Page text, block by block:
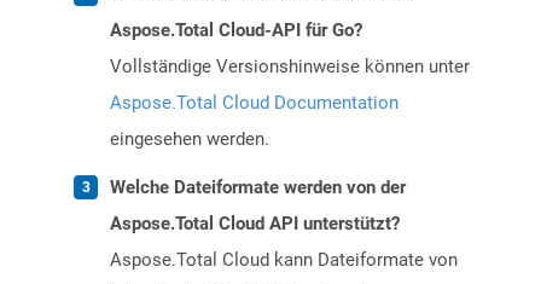
Aspose.Total Cloud-API für Go?
Vollständige Versionshinweise können unter
Aspose.Total Cloud Documentation
eingesehen werden.
Welche Dateiformate werden von der
Aspose.Total Cloud API unterstützt?
Aspose.Total Cloud kann Dateiformate von